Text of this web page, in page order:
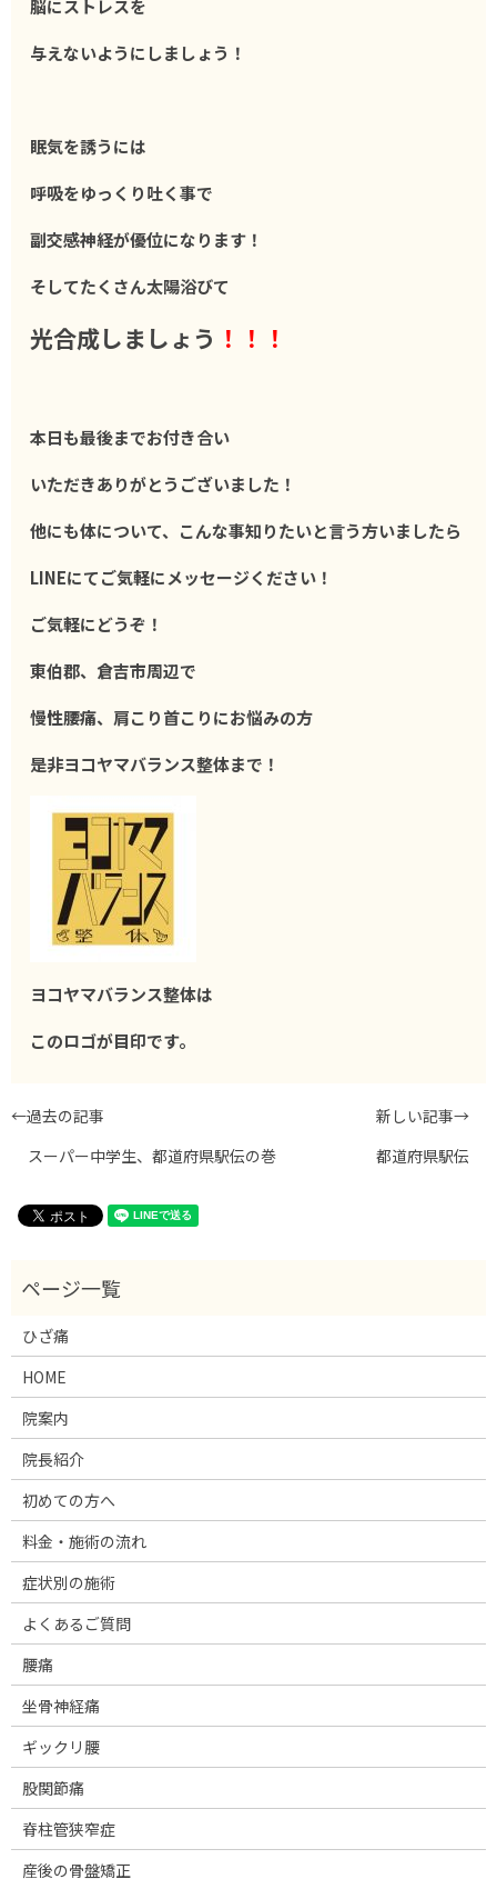
脳にストレスを
与えないようにしましょう！
眠気を誘うには
呼吸をゆっくり吐く事で
副交感神経が優位になります！
そしてたくさん太陽浴びて
光合成しましょう ！！！
本日も最後までお付き合い
いただきありがとうございました！
他にも体について、こんな事知りたいと言う方いましたら
LINEにてご気軽にメッセージください！
ご気軽にどうぞ！
東伯郡、倉吉市周辺で
慢性腰痛、肩こり首こりにお悩みの方
是非ヨコヤマバランス整体まで！
ヨコヤマバランス整体は
このロゴが目印です。
←過去の記事
スーパー中学生、都道府県駅伝の巻
新しい記事→
都道府県駅伝
ひざ痛
HOME
院案内
院長紹介
初めての方へ
料金・施術の流れ
症状別の施術
よくあるご質問
腰痛
坐骨神経痛
ギックリ腰
股関節痛
脊柱管狭窄症
産後の骨盤矯正